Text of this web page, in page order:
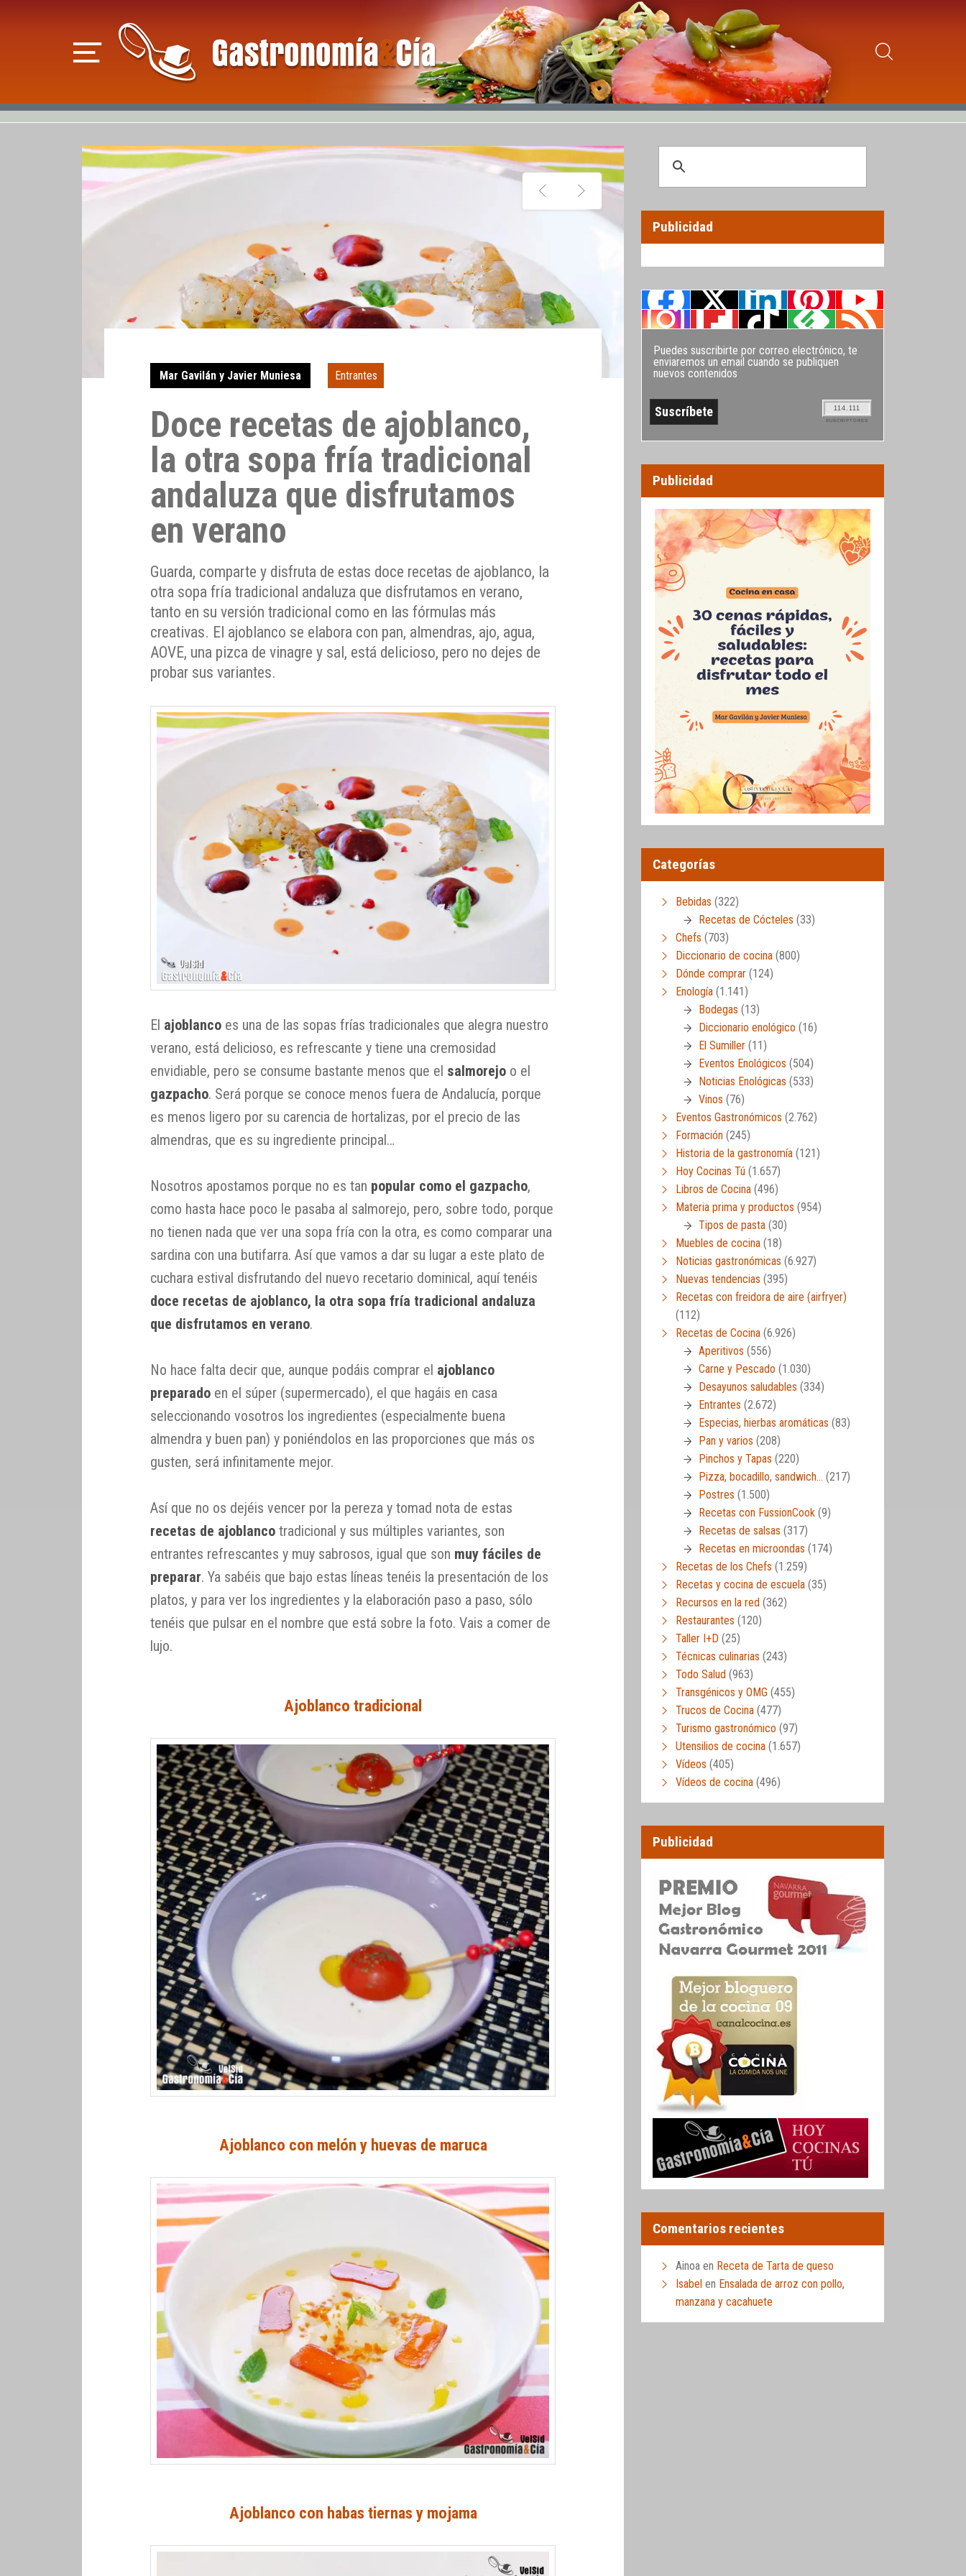
Mar Gavilán y Javier Muniesa Entrantes
Doce recetas de ajoblanco,
la otra sopa fría tradicional
andaluza que disfrutamos
en verano
Guarda, comparte y disfruta de estas doce recetas de ajoblanco, la
otra sopa fría tradicional andaluza que disfrutamos en verano,
tanto en su versión tradicional como en las fórmulas más
creativas. El ajoblanco se elabora con pan, almendras, ajo, agua,
AOVE, una pizca de vinagre y sal, está delicioso, pero no dejes de
probar sus variantes.
El ajoblanco es una de las sopas frías tradicionales que alegra nuestro
verano, está delicioso, es refrescante y tiene una cremosidad
envidiable, pero se consume bastante menos que el salmorejo o el
gazpacho. Será porque se conoce menos fuera de Andalucía, porque
es menos ligero por su carencia de hortalizas, por el precio de las
almendras, que es su ingrediente principal…
Nosotros apostamos porque no es tan popular como el gazpacho,
como hasta hace poco le pasaba al salmorejo, pero, sobre todo, porque
no tienen nada que ver una sopa fría con la otra, es como comparar una
sardina con una butifarra. Así que vamos a dar su lugar a este plato de
cuchara estival disfrutando del nuevo recetario dominical, aquí tenéis
doce recetas de ajoblanco, la otra sopa fría tradicional andaluza
que disfrutamos en verano.
No hace falta decir que, aunque podáis comprar el ajoblanco
preparado en el súper (supermercado), el que hagáis en casa
seleccionando vosotros los ingredientes (especialmente buena
almendra y buen pan) y poniéndolos en las proporciones que más os
gusten, será infinitamente mejor.
Así que no os dejéis vencer por la pereza y tomad nota de estas
recetas de ajoblanco tradicional y sus múltiples variantes, son
entrantes refrescantes y muy sabrosos, igual que son muy fáciles de
preparar. Ya sabéis que bajo estas líneas tenéis la presentación de los
platos, y para ver los ingredientes y la elaboración paso a paso, sólo
tenéis que pulsar en el nombre que está sobre la foto. Vais a comer de
lujo.
Ajoblanco tradicional
Ajoblanco con melón y huevas de maruca
Ajoblanco con habas tiernas y mojama
Publicidad
Puedes suscribirte por correo electrónico, te
enviaremos un email cuando se publiquen
nuevos contenidos
114.111
SUSCRIPTORES
Publicidad
Categorías
Bebidas (322)
Recetas de Cócteles (33)
Chefs (703)
Diccionario de cocina (800)
Dónde comprar (124)
Enología (1.141)
Bodegas (13)
Diccionario enológico (16)
El Sumiller (11)
Eventos Enológicos (504)
Noticias Enológicas (533)
Vinos (76)
Eventos Gastronómicos (2.762)
Formación (245)
Historia de la gastronomía (121)
Hoy Cocinas Tú (1.657)
Libros de Cocina (496)
Materia prima y productos (954)
Tipos de pasta (30)
Muebles de cocina (18)
Noticias gastronómicas (6.927)
Nuevas tendencias (395)
Recetas con freidora de aire (airfryer)
(112)
Recetas de Cocina (6.926)
Aperitivos (556)
Carne y Pescado (1.030)
Desayunos saludables (334)
Entrantes (2.672)
Especias, hierbas aromáticas (83)
Pan y varios (208)
Pinchos y Tapas (220)
Pizza, bocadillo, sandwich… (217)
Postres (1.500)
Recetas con FussionCook (9)
Recetas de salsas (317)
Recetas en microondas (174)
Recetas de los Chefs (1.259)
Recetas y cocina de escuela (35)
Recursos en la red (362)
Restaurantes (120)
Taller I+D (25)
Técnicas culinarias (243)
Todo Salud (963)
Transgénicos y OMG (455)
Trucos de Cocina (477)
Turismo gastronómico (97)
Utensilios de cocina (1.657)
Vídeos (405)
Vídeos de cocina (496)
Publicidad
Comentarios recientes
Ainoa en Receta de Tarta de queso
Isabel en Ensalada de arroz con pollo,
manzana y cacahuete